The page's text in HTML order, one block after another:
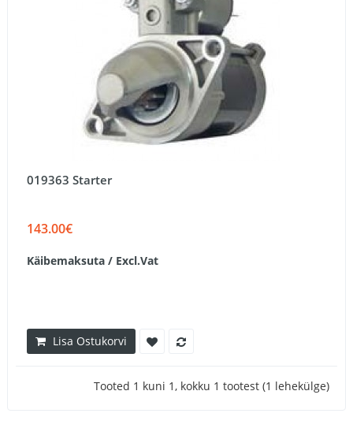
019363 Starter
143.00€
Käibemaksuta / Excl.Vat
Lisa Ostukorvi
Tooted 1 kuni 1, kokku 1 tootest (1 lehekülge)